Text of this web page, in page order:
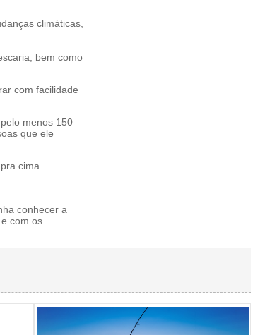
climáticas,
bem como
com facilidade
menos 150
que ele
cima.
conhecer a
com os